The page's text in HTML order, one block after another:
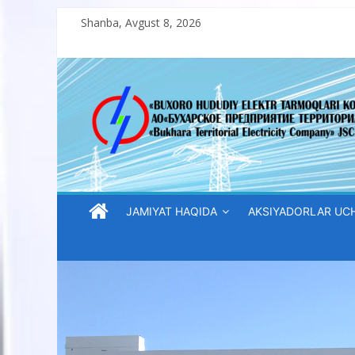
content
Shanba, Avgust 8, 2026
“Buxoro
hududiy
elektr
tarmoqlari
korxonasi”
“Buxoro
JAMIYAT HAQIDA AKSIYADORLAR